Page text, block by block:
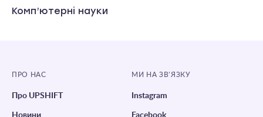
Комп’ютерні науки
ПРО НАС
Про UPSHIFT
МИ НА ЗВ’ЯЗКУ
Instagram